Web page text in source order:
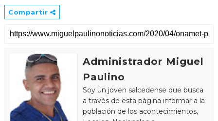
Compartir
Administrador Miguel
Paulino
Soy un joven salcedense que busca
a través de esta página informar a la
población de los acontecimientos,